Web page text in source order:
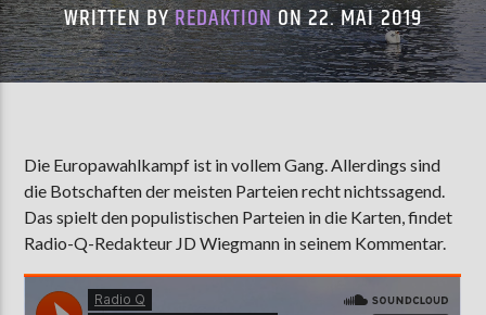
AKTUELLER TRACK
AKTUELLE SENDUNG
COFFEESHOP
09:00
WRITTEN BYREDAKTIONON 22. MAI 2019
Die Europawahlkampf ist in vollem Gang. Allerdings sind
die Botschaften der meisten Parteien recht nichtssagend.
Das spielt den populistischen Parteien in die Karten, findet
Radio-Q-Redakteur JD Wiegmann in seinem Kommentar.